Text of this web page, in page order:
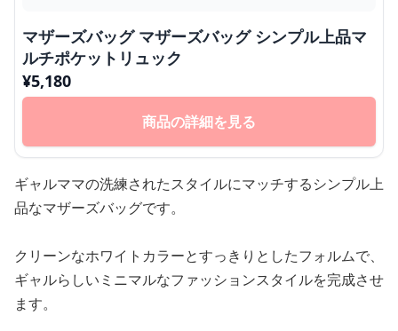
マザーズバッグ マザーズバッグ シンプル上品マ
ルチポケットリュック
¥5,180
商品の詳細を見る
ギャルママの洗練されたスタイルにマッチするシンプル上
品なマザーズバッグです。
クリーンなホワイトカラーとすっきりとしたフォルムで、
ギャルらしいミニマルなファッションスタイルを完成させ
ます。